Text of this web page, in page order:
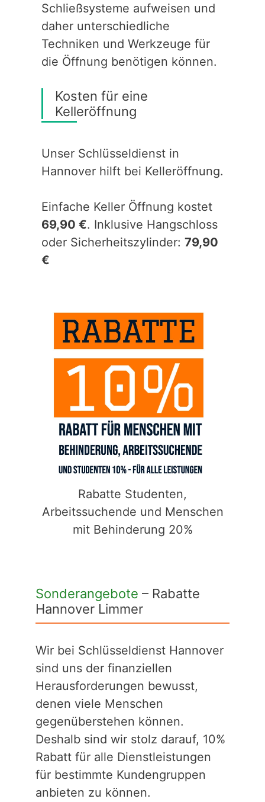
Schließsysteme aufweisen und
daher unterschiedliche
Techniken und Werkzeuge für
die Öffnung benötigen können.
Kosten für eine
Kelleröffnung
Unser Schlüsseldienst in
Hannover hilft bei Kelleröffnung.
Einfache Keller Öffnung kostet
69,90 €. Inklusive Hangschloss
oder Sicherheitszylinder: 79,90
€
Rabatte Studenten,
Arbeitssuchende und Menschen
mit Behinderung 20%
Sonderangebote – Rabatte
Hannover Limmer
Wir bei Schlüsseldienst Hannover
sind uns der finanziellen
Herausforderungen bewusst,
denen viele Menschen
gegenüberstehen können.
Deshalb sind wir stolz darauf, 10%
Rabatt für alle Dienstleistungen
für bestimmte Kundengruppen
anbieten zu können.